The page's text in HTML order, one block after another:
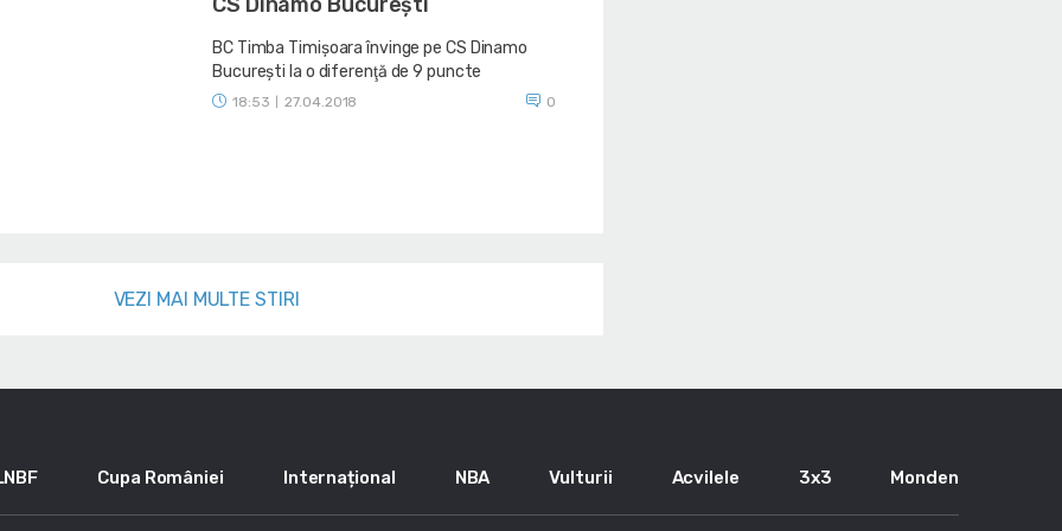
BC Timba Timişoara învinge pe CS Dinamo
Bucureşti la o diferenţă de 9 puncte
18:53 27.04.2018 0
VEZI MAI MULTE STIRI
Cupa României Internațional NBA Vulturii Acvilele 3x3 Monden